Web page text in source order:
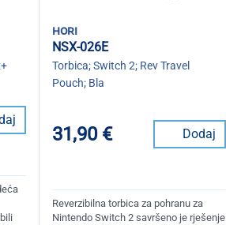
hori
NSX-026E
Torbica; Switch 2; Rev Travel
Pouch; Bla
31,90 € Dodaj
Reverzibilna torbica za pohranu za
Nintendo Switch 2 savršeno je rješenje